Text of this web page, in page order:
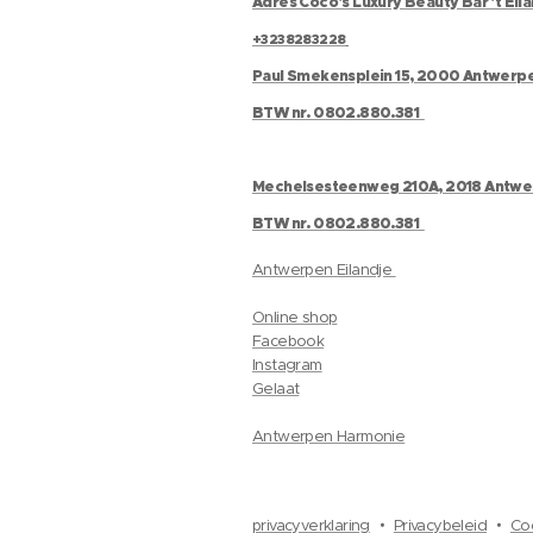
+3238283228
Paul Smekensplein 15, 2000
BTW nr. 0802.880.381
Mechelsesteenweg 210A, 2018
BTW nr. 0802.880.381
Antwerpen Eilandje
Online shop
Facebook
Instagram
Gelaat
Antwerpen Harmonie
privacyverklaring Privacybeleid